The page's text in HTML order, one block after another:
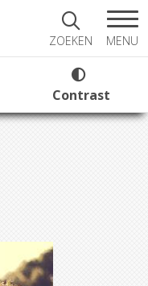
ZOEKEN MENU
Contrast